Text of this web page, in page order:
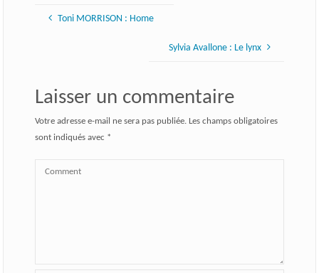
Toni MORRISON : Home
Sylvia Avallone : Le lynx
Laisser un commentaire
Votre adresse e-mail ne sera pas publiée. Les champs obligatoires
sont indiqués avec *